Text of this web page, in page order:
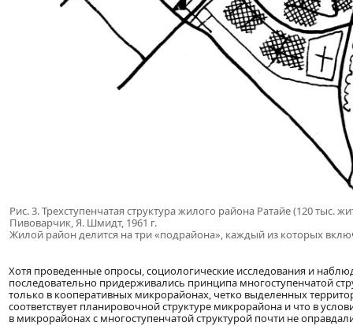
Рис. 3. Трехступенчатая структура жилого района Ратайе (120 тыс.
Пивоварчик, Я. Шмидт, 1961 г.
Жилой район делится на три «подрайона», каждый из которых
Хотя проведенные опросы, социологические исследования и
последовательно придерживались принципа многоступенчатой
только в кооперативных микрорайонах, четко выделенных
соответствует планировочной структуре микрорайона и что в
в микрорайонах с многоступенчатой структурой почти не